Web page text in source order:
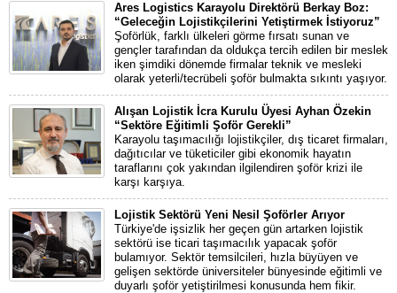
Ares Logistics Karayolu Direktörü Berkay Boz:
“Geleceğin Lojistikçilerini Yetiştirmek İstiyoruz”
Şoförlük, farklı ülkeleri görme fırsatı sunan ve
gençler tarafından da oldukça tercih edilen bir meslek
iken şimdiki dönemde firmalar teknik ve mesleki
olarak yeterli/tecrübeli şoför bulmakta sıkıntı yaşıyor.
Alışan Lojistik İcra Kurulu Üyesi Ayhan Özekin
“Sektöre Eğitimli Şoför Gerekli”
Karayolu taşımacılığı lojistikçiler, dış ticaret firmaları,
dağıtıcılar ve tüketiciler gibi ekonomik hayatın
taraflarını çok yakından ilgilendiren şoför krizi ile
karşı karşıya.
Lojistik Sektörü Yeni Nesil Şoförler Arıyor
Türkiye'de işsizlik her geçen gün artarken lojistik
sektörü ise ticari taşımacılık yapacak şoför
bulamıyor. Sektör temsilcileri, hızla büyüyen ve
gelişen sektörde üniversiteler bünyesinde eğitimli ve
duyarlı şoför yetiştirilmesi konusunda hem fikir.